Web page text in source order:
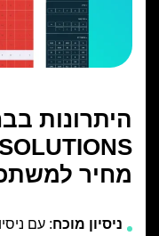
מחיר
ניסיון מוכח: עם